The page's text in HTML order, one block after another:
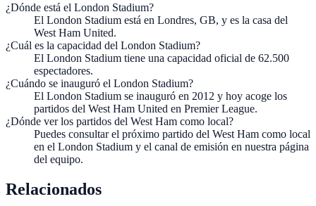
¿Dónde está el London Stadium?
El London Stadium está en Londres, GB, y es la casa del
West Ham United.
¿Cuál es la capacidad del London Stadium?
El London Stadium tiene una capacidad oficial de 62.500
espectadores.
¿Cuándo se inauguró el London Stadium?
El London Stadium se inauguró en 2012 y hoy acoge los
partidos del West Ham United en Premier League.
¿Dónde ver los partidos del West Ham como local?
Puedes consultar el próximo partido del West Ham como local
en el London Stadium y el canal de emisión en nuestra página
del equipo.
Relacionados